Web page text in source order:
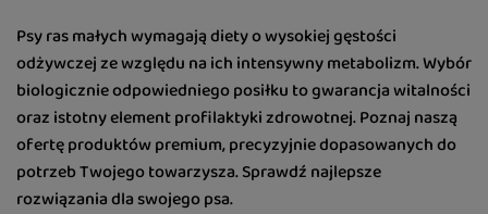
Psy ras małych wymagają diety o wysokiej gęstości
odżywczej ze względu na ich intensywny metabolizm. Wybór
biologicznie odpowiedniego posiłku to gwarancja witalności
oraz istotny element profilaktyki zdrowotnej. Poznaj naszą
ofertę produktów premium, precyzyjnie dopasowanych do
potrzeb Twojego towarzysza. Sprawdź najlepsze
rozwiązania dla swojego psa.